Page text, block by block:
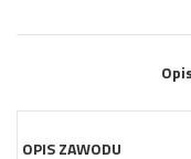
OPIS ZAWODU